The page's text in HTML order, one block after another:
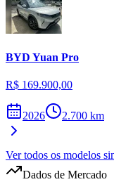
BYD Yuan Pro
R$ 169.900,00
2026 2.700 km
Ver todos os modelos
Dados de Mercado